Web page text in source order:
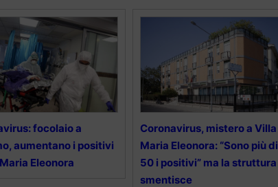
focolaio a
aumentano i positivi
Eleonora
Coronavirus, mistero a Villa
Maria Eleonora: “Sono più di
50 i positivi” ma la struttura
smentisce